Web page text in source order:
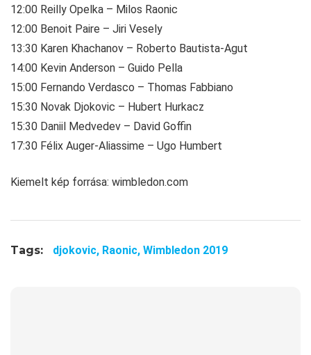
12:00 Reilly Opelka – Milos Raonic
12:00 Benoit Paire – Jiri Vesely
13:30 Karen Khachanov – Roberto Bautista-Agut
14:00 Kevin Anderson – Guido Pella
15:00 Fernando Verdasco – Thomas Fabbiano
15:30 Novak Djokovic – Hubert Hurkacz
15:30 Daniil Medvedev – David Goffin
17:30 Félix Auger-Aliassime – Ugo Humbert
Kiemelt kép forrása: wimbledon.com
Tags: djokovic, Raonic, Wimbledon 2019